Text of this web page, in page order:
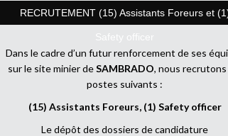
RECRUTEMENT (15) Assistants Foreurs et
Safety officer
Dans le cadre d’un futur renforcement de ses
sur le site minier deSAMBRADO, nous recrutons
postes suivants :
(15) Assistants Foreurs, (1) Safety officer
Le dépôt des dossiers de candidature